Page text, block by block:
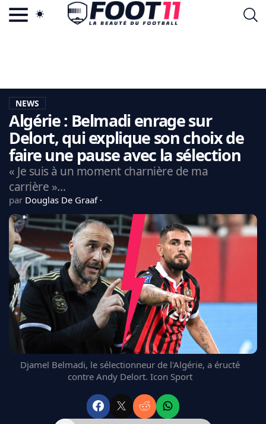
LA CHARTE
VIE PRIVÉE
CGU
CONTACTEZ-NOUS
MERCATO
CDM 2026
EDF
PSG
LIGUE 1
REAL MADRID
FC BARCELONE
MANCHESTER UNITED
CHELSEA
ARSENAL
BAYERN
L'AVIS DE LA RÉDAC'
NEWS
Algérie : Belmadi enrage sur
Delort, qui explique son choix de
faire une pause avec la sélection
« Je suis à un moment charnière de ma
carrière »…
par Douglas De Graaf
Djamel Belmadi, le sélectionneur de l'Algérie, a éructé
contre Andy Delort. Icon Sport